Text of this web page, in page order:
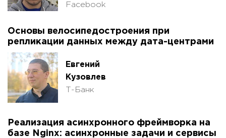
Facebook
Основы велосипедостроения при
репликации данных между дата-центрами
Евгений
Кузовлев
Т-Банк
Реализация асинхронного фреймворка на
базе Nginx: асинхронные задачи и сервисы